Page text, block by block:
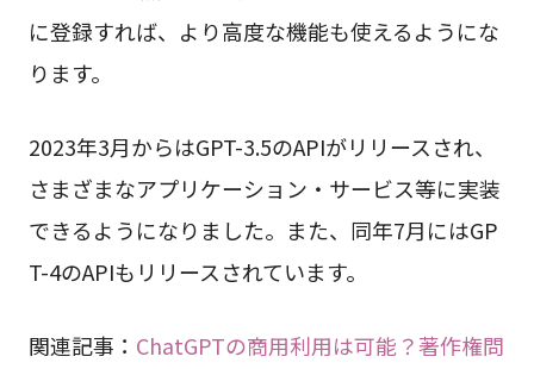
に登録すれば、より高度な機能も使えるようにな
ります。
2023年3月からはGPT-3.5のAPIがリリースされ、
さまざまなアプリケーション・サービス等に実装
できるようになりました。また、同年7月にはGP
T-4のAPIもリリースされています。
関連記事： ChatGPTの商用利用は可能？著作権問